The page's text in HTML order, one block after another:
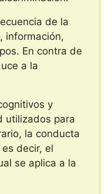
de la
información,
En contra de
a la
y
utilizados para
la conducta
decir, el
se aplica a la